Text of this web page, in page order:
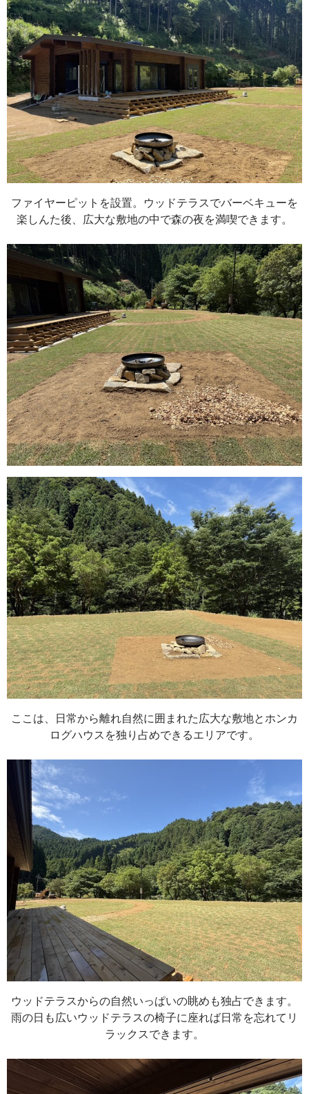
ファイヤーピットを設置。ウッドテラスでバーベキューを
楽しんた後、広大な敷地の中で森の夜を満喫できます。
ここは、日常から離れ自然に囲まれた広大な敷地とホンカ
ログハウスを独り占めできるエリアです。
ウッドテラスからの自然いっぱいの眺めも独占できます。
雨の日も広いウッドテラスの椅子に座れば日常を忘れてリ
ラックスできます。